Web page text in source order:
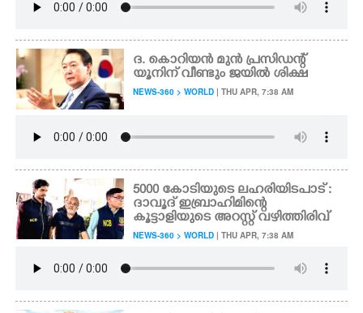
ദ. കൊറിയൻ മുൻ പ്രസിഡന്റ്
യൂനിന് വീണ്ടും ജയിൽ ശിക്ഷ
NEWS-360 > WORLD | THU APR, 7:38 AM
5000 കോടിയുടെ ലഹരിയിടപാട് :
ദാവൂദ് ഇബ്രാഹിമിന്റെ
കൂട്ടാളിയുടെ അറസ്റ്റ് വഴിത്തിരിവ്
NEWS-360 > WORLD | THU APR, 7:38 AM